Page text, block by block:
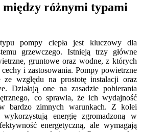
między różnymi typami
pompy ciepła jest kluczowy dla
grzewczego. Istnieją trzy główne
gruntowe oraz wodne, z których
i zastosowania. Pompy powietrzne
ze względu na prostotę instalacji oraz
Działają one na zasadzie pobierania
co sprawia, że ich wydajność
bardzo zimnych warunkach. Z kolei
energię zgromadzoną w
energetyczną, ale wymagają